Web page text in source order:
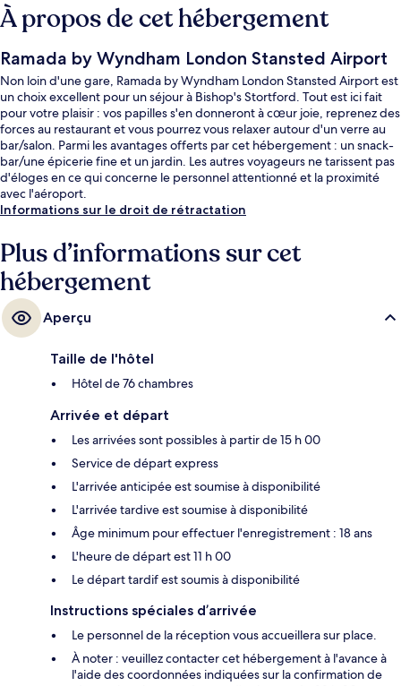
À propos de cet hébergement
Ramada by Wyndham London Stansted Airport
Non loin d'une gare, Ramada by Wyndham London Stansted Airport est
un choix excellent pour un séjour à Bishop's Stortford. Tout est ici fait
pour votre plaisir : vos papilles s'en donneront à cœur joie, reprenez des
forces au restaurant et vous pourrez vous relaxer autour d'un verre au
bar/salon. Parmi les avantages offerts par cet hébergement : un snack-
bar/une épicerie fine et un jardin. Les autres voyageurs ne tarissent pas
d'éloges en ce qui concerne le personnel attentionné et la proximité
avec l'aéroport.
Informations sur le droit de rétractation
Plus d’informations sur cet
hébergement
Aperçu
Taille de l'hôtel
Hôtel de 76 chambres
Arrivée et départ
Les arrivées sont possibles à partir de 15 h 00
Service de départ express
L'arrivée anticipée est soumise à disponibilité
L'arrivée tardive est soumise à disponibilité
Âge minimum pour effectuer l'enregistrement : 18 ans
L'heure de départ est 11 h 00
Le départ tardif est soumis à disponibilité
Instructions spéciales d’arrivée
Le personnel de la réception vous accueillera sur place.
À noter : veuillez contacter cet hébergement à l'avance à
l'aide des coordonnées indiquées sur la confirmation de